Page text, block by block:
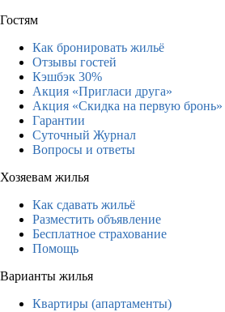
Гостям
Как бронировать жильё
Отзывы гостей
Кэшбэк 30%
Акция «Пригласи друга»
Акция «Скидка на первую бронь»
Гарантии
Суточный Журнал
Вопросы и ответы
Хозяевам жилья
Как сдавать жильё
Разместить объявление
Бесплатное страхование
Помощь
Варианты жилья
Квартиры (апартаменты)